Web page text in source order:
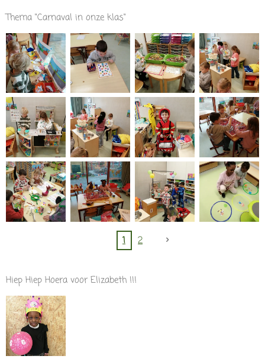
Thema "Carnaval in onze klas"
1 2
Hiep Hiep Hoera voor Elizabeth !!!